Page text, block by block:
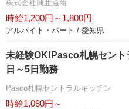
株式会社興亜通商
時給1,200円～1,800円
アルバイト・パート / 愛知県
未経験OK!Pasco札幌セント
日～5日勤務
Pasco札幌セントラルキッチン
時給1,080円～